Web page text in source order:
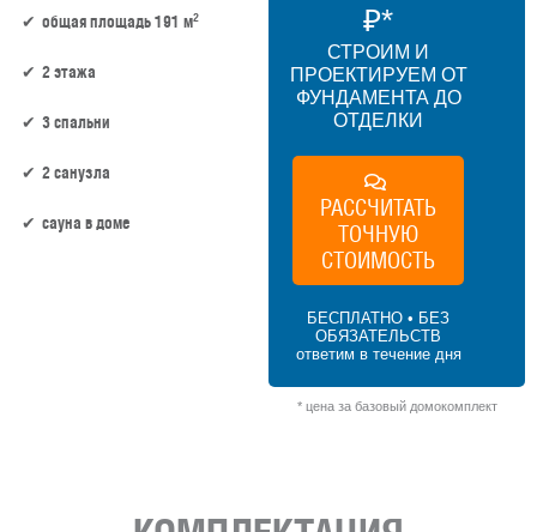
общая площадь 191 м2
2 этажа
3 спальни
2 санузла
сауна в доме
₽*
СТРОИМ И
ПРОЕКТИРУЕМ ОТ
ФУНДАМЕНТА ДО
ОТДЕЛКИ
РАССЧИТАТЬ
ТОЧНУЮ
СТОИМОСТЬ
БЕСПЛАТНО • БЕЗ
ОБЯЗАТЕЛЬСТВ
ответим в течение дня
* цена за базовый домокомплект